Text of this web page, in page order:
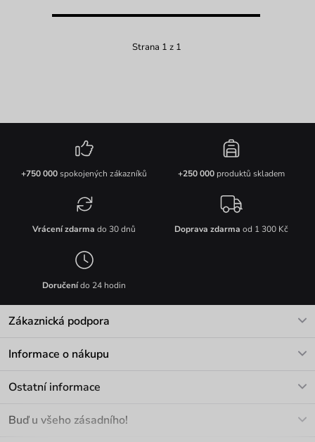
Strana 1 z 1
+750 000spokojených zákazníků +250 000produktů skladem
Vrácení zdarma do 30 dnů Doprava zdarma od 1 300 Kč
Doručenído 24 hodin
Zákaznická podpora
Informace o nákupu
Materiály a údržba
Ostatní informace
Buď u všeho zásadního!